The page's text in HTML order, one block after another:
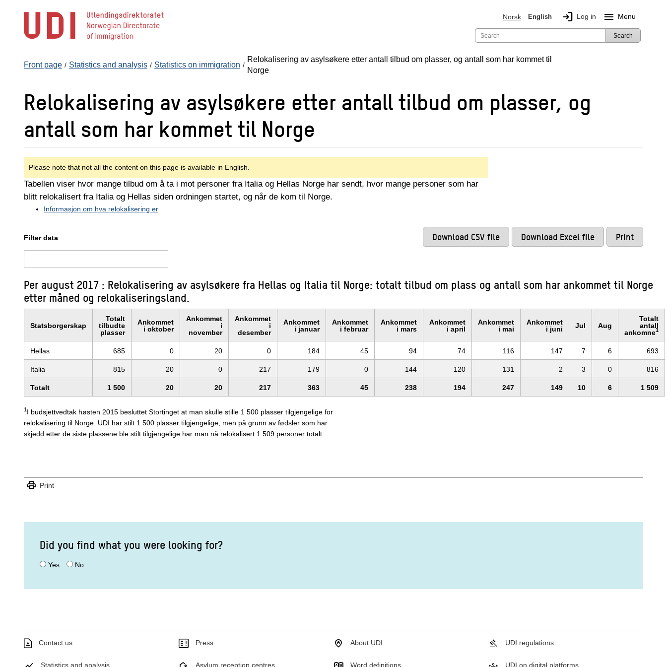
content
Norsk English login Log in menu Menu
Search
Front page Statistics and analysis Statistics on immigration
Relokalisering av asylsøkere etter antall tilbud om plasser, og antall som har kommet til
Norge
Relokalisering av asylsøkere etter antall tilbud om plasser, og
antall som har kommet til Norge
Please note that not all the content on this page is available in English.
Tabellen viser hvor mange tilbud om å ta i mot personer fra Italia og Hellas Norge har sendt, hvor mange personer som har
blitt relokalisert fra Italia og Hellas siden ordningen startet, og når de kom til Norge.
Informasjon om hva relokalisering er
Download CSV file Download Excel file Print
Filter data
Per august 2017 : Relokalisering av asylsøkere fra Hellas og Italia til Norge: totalt tilbud om plass og antall som har ankommet til Norge
etter måned og relokaliseringsland.
Statsborgerskap
Totalt
tilbudte
plasser
Ankommet
i oktober
Ankommet
i
november
Ankommet
i
desember
Ankommet
i januar
Ankommet
i februar
Ankommet
i mars
Ankommet
i april
Ankommet
i mai
Ankommet
i juni
Jul Aug
Totalt
antall
ankomne1
Hellas 685 0 20 0 184 45 94 74 116 147 7 6 693
Italia 815 20 0 217 179 0 144 120 131 2 3 0 816
Totalt 1 500 20 20 217 363 45 238 194 247 149 10 6 1 509
1 I budsjettvedtak høsten 2015 besluttet Stortinget at man skulle stille 1 500 plasser tilgjengelige for
relokalisering til Norge. UDI har stilt 1 500 plasser tilgjengelige, men på grunn av fødsler som har
skjedd etter de siste plassene ble stilt tilgjengelige har man nå relokalisert 1 509 personer totalt.
print Print
Did you find what you were looking for?
Yes No
Contact us Press About UDI UDI regulations
Statistics and analysis Asylum reception centres Word definitions UDI on digital platforms